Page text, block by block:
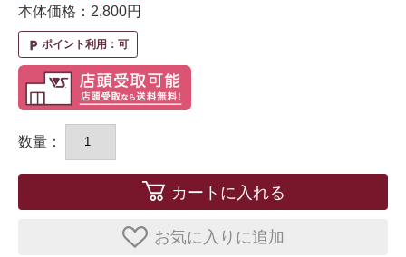
本体価格：2,800円
local_parking ポイント利用：可
数量：
カートに入れる
お気に入りに追加